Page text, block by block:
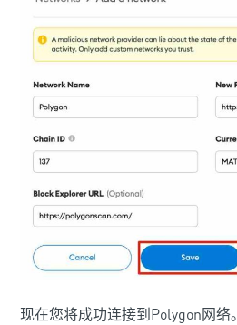
现在您将成功连接到Polygon网络。